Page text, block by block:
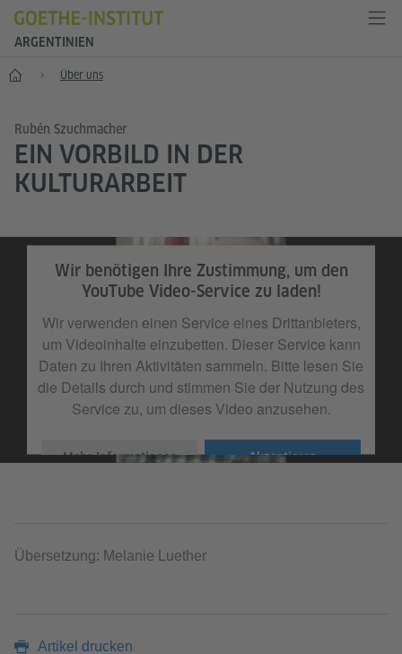
ARGENTINIEN
Start Über uns
Rubén Szuchmacher
EIN VORBILD IN DER
KULTURARBEIT
Wir benötigen Ihre Zustimmung, um den
YouTube Video-Service zu laden!
Wir verwenden einen Service eines Drittanbieters,
um Videoinhalte einzubetten. Dieser Service kann
Daten zu Ihren Aktivitäten sammeln. Bitte lesen Sie
die Details durch und stimmen Sie der Nutzung des
Service zu, um dieses Video anzusehen.
Mehr Informationen Akzeptieren
Übersetzung: Melanie Luether
Artikel drucken